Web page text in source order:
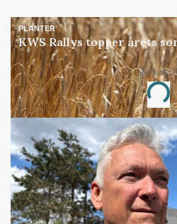
PLANTER
KWS Rallys topper årets
Annonce